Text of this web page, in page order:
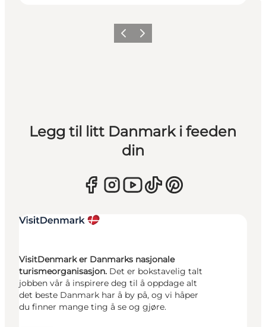
ForrigeNeste
Legg til litt Danmark i feeden
din
VisitDenmark er Danmarks nasjonale
turismeorganisasjon. Det er bokstavelig talt
jobben vår å inspirere deg til å oppdage alt
det beste Danmark har å by på, og vi håper
du finner mange ting å se og gjøre.